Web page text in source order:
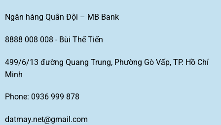
Ngân hàng Quân Đội – MB Bank
8888 008 008 - Bùi Thế Tiến
499/6/13 đường Quang Trung, Phường Gò Vấp, TP. Hồ Chí
Minh
Phone: 0936 999 878
datmay.net@gmail.com